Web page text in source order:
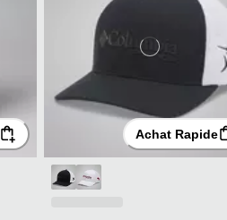
Achat Rapide